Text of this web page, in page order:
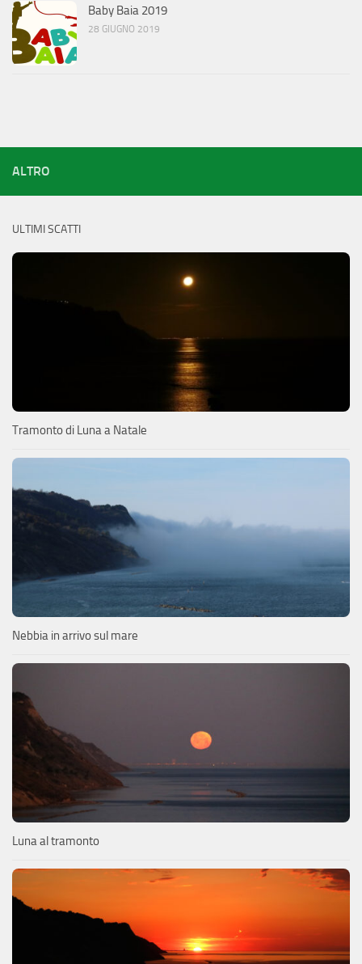
Baby Baia 2019
28 GIUGNO 2019
ALTRO
ULTIMI SCATTI
Tramonto di Luna a Natale
Nebbia in arrivo sul mare
Luna al tramonto